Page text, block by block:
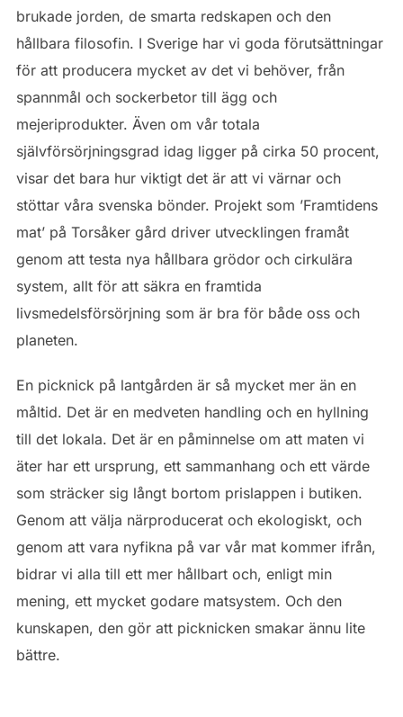
brukade jorden, de smarta redskapen och den
hållbara filosofin. I Sverige har vi goda förutsättningar
för att producera mycket av det vi behöver, från
spannmål och sockerbetor till ägg och
mejeriprodukter. Även om vår totala
självförsörjningsgrad idag ligger på cirka 50 procent,
visar det bara hur viktigt det är att vi värnar och
stöttar våra svenska bönder. Projekt som ’Framtidens
mat’ på Torsåker gård driver utvecklingen framåt
genom att testa nya hållbara grödor och cirkulära
system, allt för att säkra en framtida
livsmedelsförsörjning som är bra för både oss och
planeten.
En picknick på lantgården är så mycket mer än en
måltid. Det är en medveten handling och en hyllning
till det lokala. Det är en påminnelse om att maten vi
äter har ett ursprung, ett sammanhang och ett värde
som sträcker sig långt bortom prislappen i butiken.
Genom att välja närproducerat och ekologiskt, och
genom att vara nyfikna på var vår mat kommer ifrån,
bidrar vi alla till ett mer hållbart och, enligt min
mening, ett mycket godare matsystem. Och den
kunskapen, den gör att picknicken smakar ännu lite
bättre.